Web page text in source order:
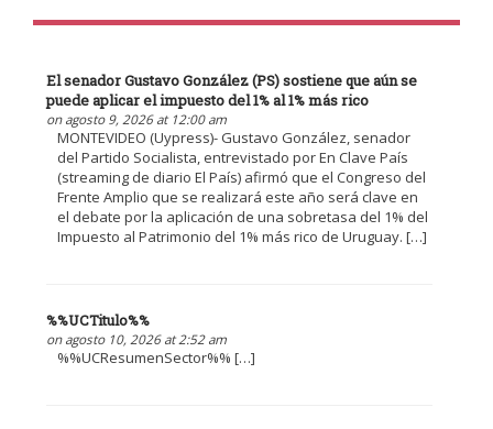
El senador Gustavo González (PS) sostiene que aún se
puede aplicar el impuesto del 1% al 1% más rico
on agosto 9, 2026 at 12:00 am
MONTEVIDEO (Uypress)- Gustavo González, senador
del Partido Socialista, entrevistado por En Clave País
(streaming de diario El País) afirmó que el Congreso del
Frente Amplio que se realizará este año será clave en
el debate por la aplicación de una sobretasa del 1% del
Impuesto al Patrimonio del 1% más rico de Uruguay. […]
%%UCTitulo%%
on agosto 10, 2026 at 2:52 am
%%UCResumenSector%% […]